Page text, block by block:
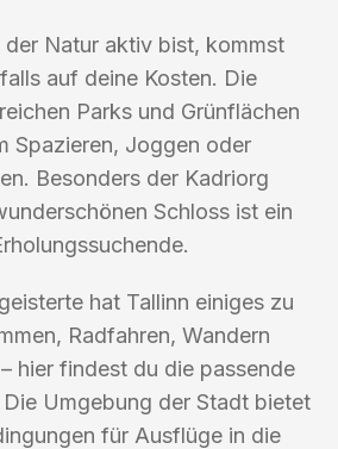
der Natur aktiv bist, kommst
auf deine Kosten. Die
Parks und Grünflächen
Spazieren, Joggen oder
Besonders der Kadriorg
Schloss ist ein
hat Tallinn einiges zu
Radfahren, Wandern
hier findest du die passende
Umgebung der Stadt bietet
für Ausflüge in die